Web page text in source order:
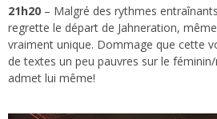
21h20 – Malgré des rythmes
regrette le départ de Jahneration,
vraiment unique. Dommage que cette
de textes un peu pauvres sur le
admet lui même!